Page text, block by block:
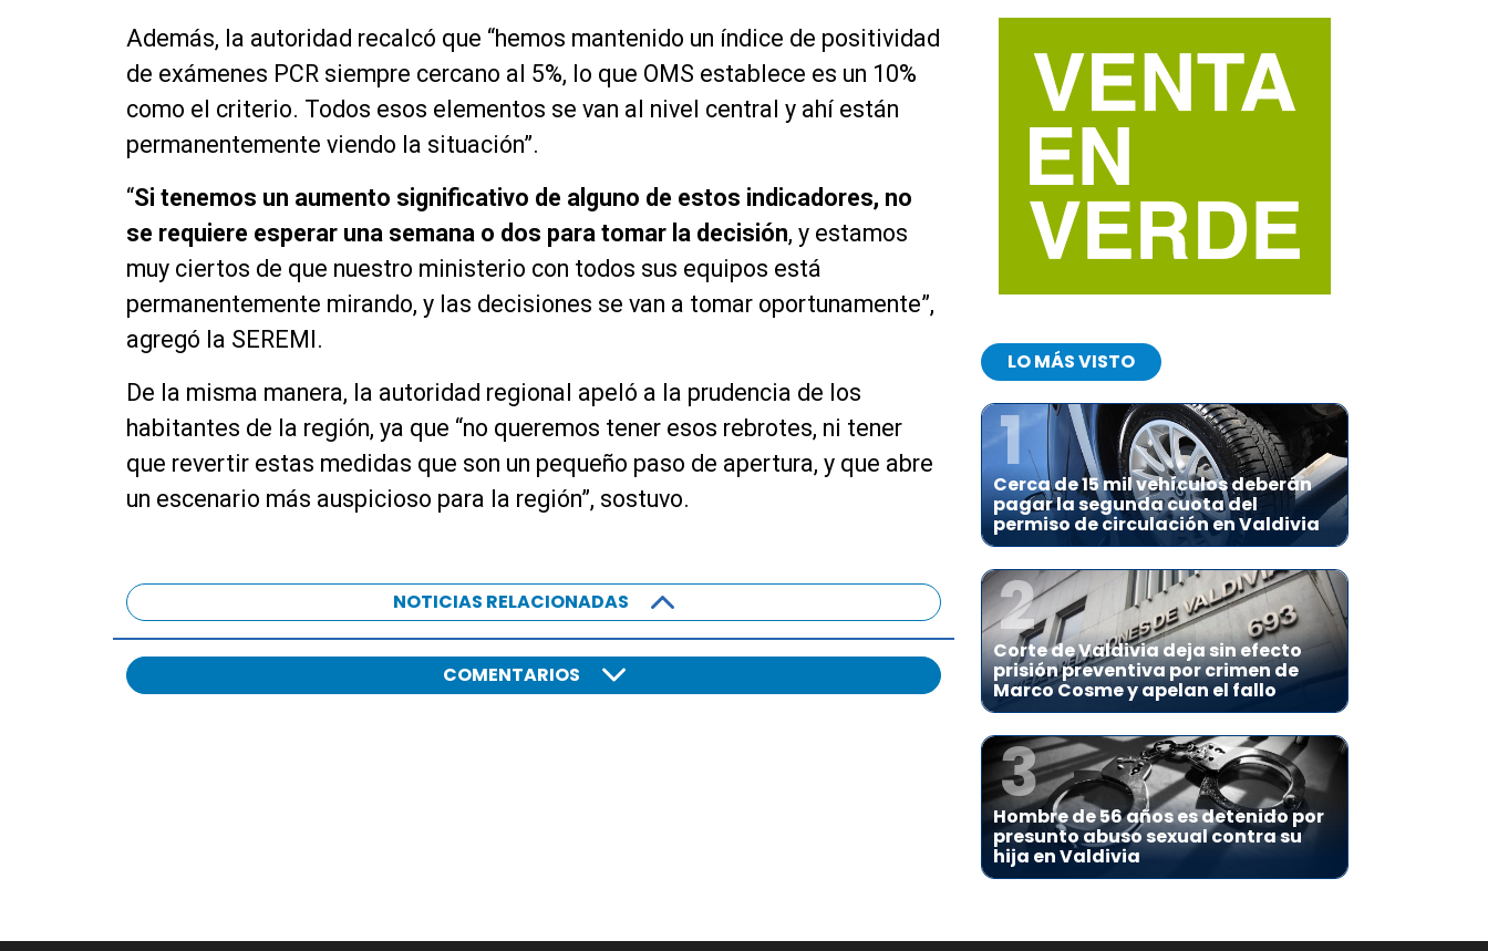
Además, la autoridad recalcó que “hemos mantenido un índice de positividad
de exámenes PCR siempre cercano al 5%, lo que OMS establece es un 10%
como el criterio. Todos esos elementos se van al nivel central y ahí están
permanentemente viendo la situación”.
“Si tenemos un aumento significativo de alguno de estos indicadores, no
se requiere esperar una semana o dos para tomar la decisión, y estamos
muy ciertos de que nuestro ministerio con todos sus equipos está
permanentemente mirando, y las decisiones se van a tomar oportunamente”,
agregó la SEREMI.
De la misma manera, la autoridad regional apeló a la prudencia de los
habitantes de la región, ya que “no queremos tener esos rebrotes, ni tener
que revertir estas medidas que son un pequeño paso de apertura, y que abre
un escenario más auspicioso para la región”, sostuvo.
NOTICIAS RELACIONADAS
COMENTARIOS
LO MÁS VISTO
1
Cerca de 15 mil vehículos deberán
pagar la segunda cuota del
permiso de circulación en Valdivia
2
Corte de Valdivia deja sin efecto
prisión preventiva por crimen de
Marco Cosme y apelan el fallo
3
Hombre de 56 años es detenido por
presunto abuso sexual contra su
hija en Valdivia